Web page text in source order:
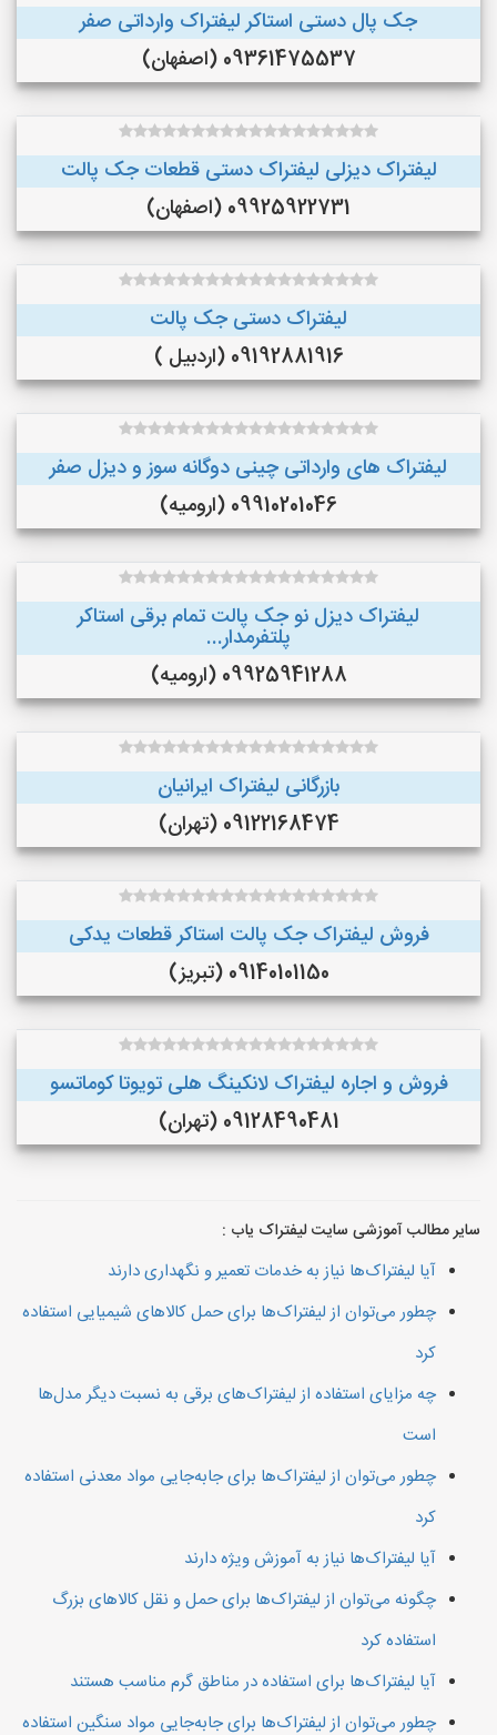
جک پال دستی استاکر لیفتراک وارداتی صفر
09361475537 (اصفهان)
لیفتراک دیزلی لیفتراک دستی قطعات جک پالت
09925922731 (اصفهان)
لیفتراک دستی جک پالت
09192881916 (اردبیل )
لیفتراک های وارداتی چینی دوگانه سوز و دیزل صفر
09910201046 (ارومیه)
لیفتراک دیزل نو جک پالت تمام برقی استاکر
پلتفرمدار...
09925941288 (ارومیه)
بازرگانی لیفتراک ایرانیان
09122168474 (تهران)
فروش لیفتراک جک پالت استاکر قطعات یدکی
09140101150 (تبریز)
فروش و اجاره لیفتراک لانکینگ هلی تویوتا کوماتسو
09128490481 (تهران)
سایر مطالب آموزشی سایت لیفتراک یاب :
آیا لیفتراک‌ها نیاز به خدمات تعمیر و نگهداری دارند
چطور می‌توان از لیفتراک‌ها برای حمل کالاهای شیمیایی استفاده
کرد
چه مزایای استفاده از لیفتراک‌های برقی به نسبت دیگر مدل‌ها
است
چطور می‌توان از لیفتراک‌ها برای جابه‌جایی مواد معدنی استفاده
کرد
آیا لیفتراک‌ها نیاز به آموزش ویژه دارند
چگونه می‌توان از لیفتراک‌ها برای حمل و نقل کالاهای بزرگ
استفاده کرد
آیا لیفتراک‌ها برای استفاده در مناطق گرم مناسب هستند
چطور می‌توان از لیفتراک‌ها برای جابه‌جایی مواد سنگین استفاده